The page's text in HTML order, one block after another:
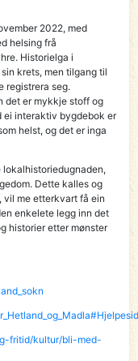
2022, med
helsing frå
Historielga i
krets, men tilgang til
registrera seg.
det er mykkje stoff og
ei interaktiv bygdebok er
helst, og det er inga
lokalhistoriedugnaden,
Dette kalles og
vil me etterkvart få ein
enkelete legg inn det
historier etter mønster
fritid/kultur/bli-med-